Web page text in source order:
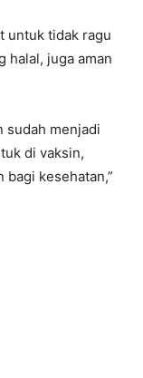
untuk tidak ragu
halal, juga aman
sudah menjadi
di vaksin,
kesehatan,”